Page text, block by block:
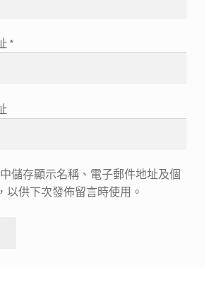
*
中儲存顯示名稱、電子郵件地址及個
以供下次發佈留言時使用。